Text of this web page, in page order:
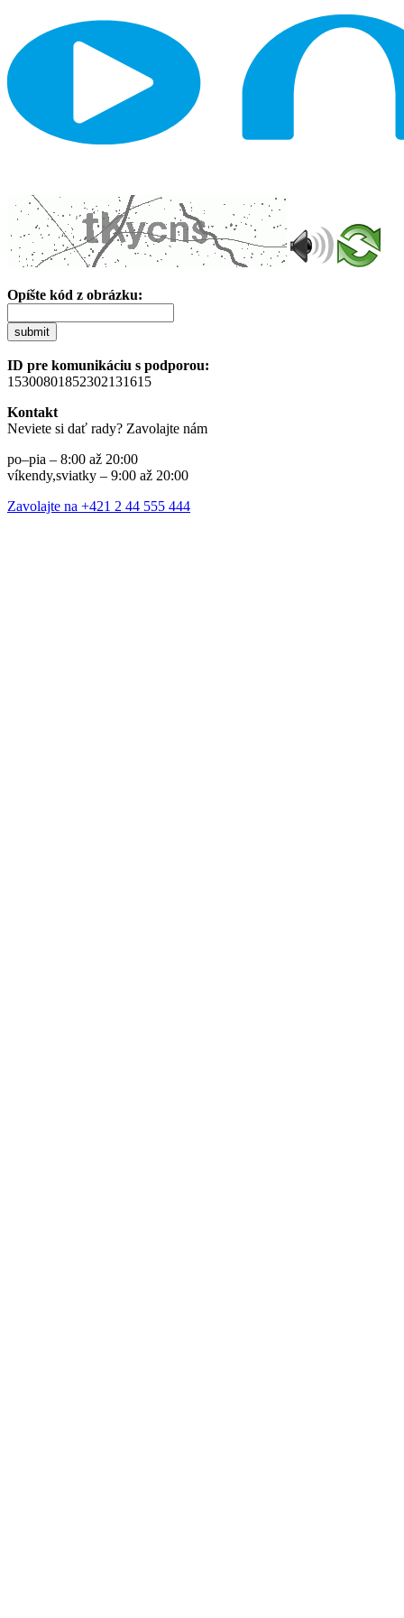
Opíšte kód z obrázku:
submit
ID pre komunikáciu s podporou:
15300801852302131615
Kontakt
Neviete si dať rady? Zavolajte nám
po–pia – 8:00 až 20:00
víkendy,sviatky – 9:00 až 20:00
Zavolajte na +421 2 44 555 444